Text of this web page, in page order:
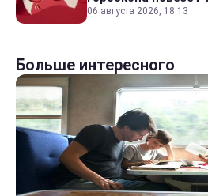
06 августа 2026, 18:13
Больше интересного